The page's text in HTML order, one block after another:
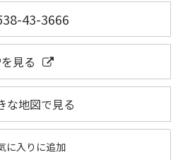
43-3666
見る
な地図で見る
に入りに追加